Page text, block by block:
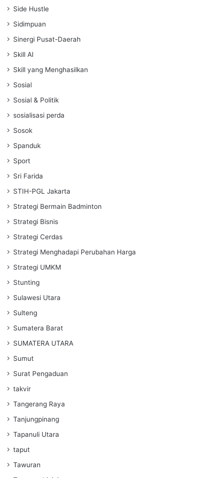
Side Hustle
Sidimpuan
Sinergi Pusat-Daerah
Skill AI
Skill yang Menghasilkan
Sosial
Sosial & Politik
sosialisasi perda
Sosok
Spanduk
Sport
Sri Farida
STIH-PGL Jakarta
Strategi Bermain Badminton
Strategi Bisnis
Strategi Cerdas
Strategi Menghadapi Perubahan Harga
Strategi UMKM
Stunting
Sulawesi Utara
Sulteng
Sumatera Barat
SUMATERA UTARA
Sumut
Surat Pengaduan
takvir
Tangerang Raya
Tanjungpinang
Tapanuli Utara
taput
Tawuran